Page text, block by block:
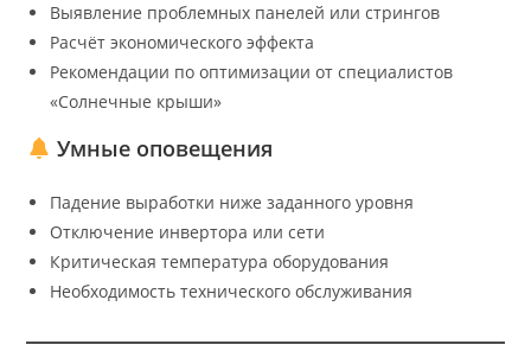
Выявление проблемных панелей или стрингов
Расчёт экономического эффекта
Рекомендации по оптимизации от специалистов
«Солнечные крыши»
Умные оповещения
Падение выработки ниже заданного уровня
Отключение инвертора или сети
Критическая температура оборудования
Необходимость технического обслуживания